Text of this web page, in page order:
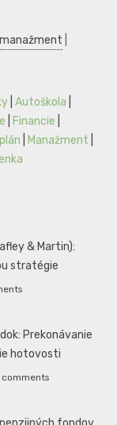
Autoškola
Financie
Manažment
& Martin):
stratégie
Prekonávanie
hotovosti
comments